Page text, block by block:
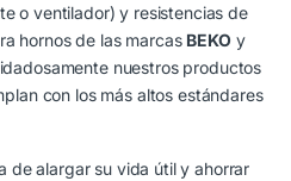
o ventilador) y resistencias de
hornos de las marcas BEKO y
nuestros productos
con los más altos estándares
de alargar su vida útil y ahorrar